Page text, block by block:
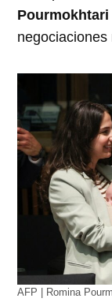
Pourmokhtari
AFP | Romina